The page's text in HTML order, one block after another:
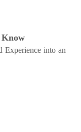
Experience into an